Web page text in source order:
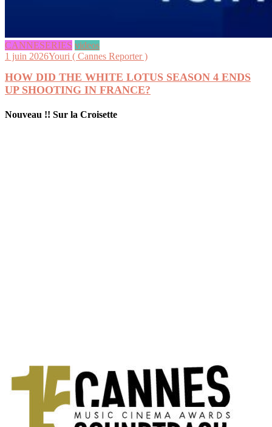
CANNESERIES videos
1 juin 2026Youri ( Cannes Reporter )
HOW DID THE WHITE LOTUS SEASON 4 ENDS
UP SHOOTING IN FRANCE?
Nouveau !! Sur la Croisette